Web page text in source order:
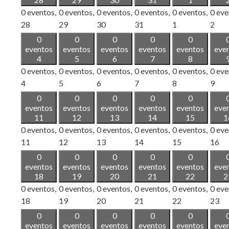
0 eventos,
28
0 eventos,
29
0 eventos,
30
0 eventos,
31
0 eventos,
1
0
2
0
eventos
4
0 eventos,
4
0
eventos
5
0 eventos,
5
0
eventos
6
0 eventos,
6
0
eventos
7
0 eventos,
7
0
eventos
8
0 eventos,
8
0
9
0
eventos
11
0 eventos,
11
0
eventos
12
0 eventos,
12
0
eventos
13
0 eventos,
13
0
eventos
14
0 eventos,
14
0
eventos
15
0 eventos,
15
0
16
0
eventos
18
0 eventos,
18
0
eventos
19
0 eventos,
19
0
eventos
20
0 eventos,
20
0
eventos
21
0 eventos,
21
0
eventos
22
0 eventos,
22
0
23
0
eventos
0
eventos
0
eventos
0
eventos
0
eventos